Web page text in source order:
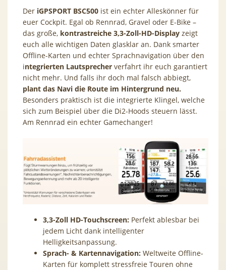
Der iGPSPORT BSC500 ist ein echter Alleskönner für
euer Cockpit. Egal ob Rennrad, Gravel oder E-Bike –
das große, kontrastreiche 3,3-Zoll-HD-Display zeigt
euch alle wichtigen Daten glasklar an. Dank smarter
Offline-Karten und echter Sprachnavigation über den
integrierten Lautsprecher verfahrt ihr euch garantiert
nicht mehr. Und falls ihr doch mal falsch abbiegt,
plant das Navi die Route im Hintergrund neu.
Besonders praktisch ist die integrierte Klingel, welche
sich zum Beispiel über die Di2-Hoods steuern lässt.
Am Rennrad ein echter Gamechanger!
3,3-Zoll HD-Touchscreen: Perfekt ablesbar bei
jedem Licht dank intelligenter
Helligkeitsanpassung.
Sprach- & Kartennavigation: Weltweite Offline-
Karten für komplett stressfreie Touren ohne